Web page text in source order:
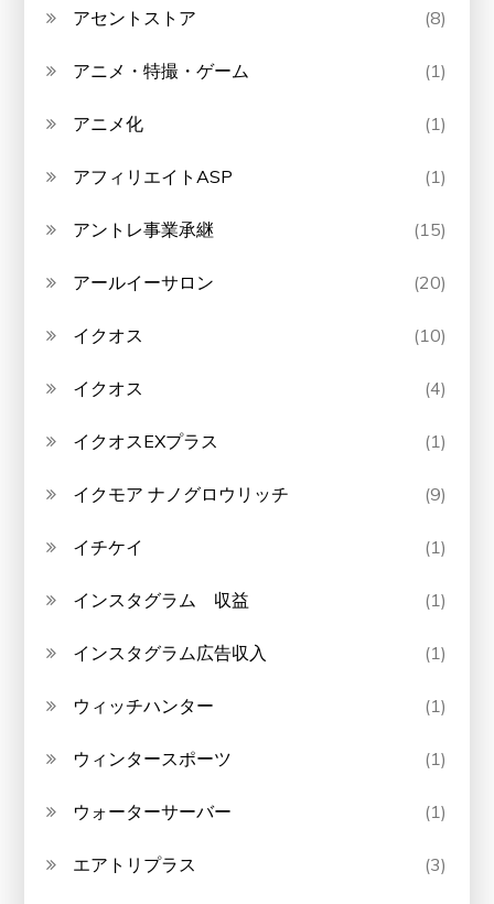
アセントストア (8)
アニメ・特撮・ゲーム (1)
アニメ化 (1)
アフィリエイトASP (1)
アントレ事業承継 (15)
アールイーサロン (20)
イクオス (10)
イクオス (4)
イクオスEXプラス (1)
イクモア ナノグロウリッチ (9)
イチケイ (1)
インスタグラム 収益 (1)
インスタグラム広告収入 (1)
ウィッチハンター (1)
ウィンタースポーツ (1)
ウォーターサーバー (1)
エアトリプラス (3)